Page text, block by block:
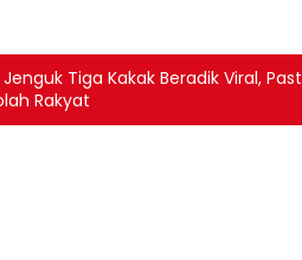
Tiga Kakak Beradik Viral,
Rakyat